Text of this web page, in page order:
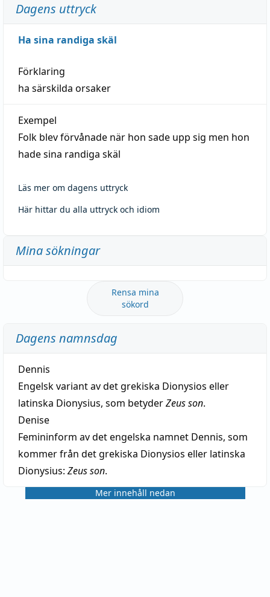
Dagens uttryck
Ha sina randiga skäl
Förklaring
ha särskilda orsaker
Exempel
Folk blev förvånade när hon sade upp sig men hon
hade sina randiga skäl
Läs mer om dagens uttryck
Här hittar du alla uttryck och idiom
Mina sökningar
Rensa mina
sökord
Dagens namnsdag
Dennis
Engelsk variant av det grekiska Dionysios eller
latinska Dionysius, som betyderZeus son.
Denise
Femininform av det engelska namnet Dennis, som
kommer från det grekiska Dionysios eller latinska
Dionysius: Zeus son.
Mer innehåll nedan